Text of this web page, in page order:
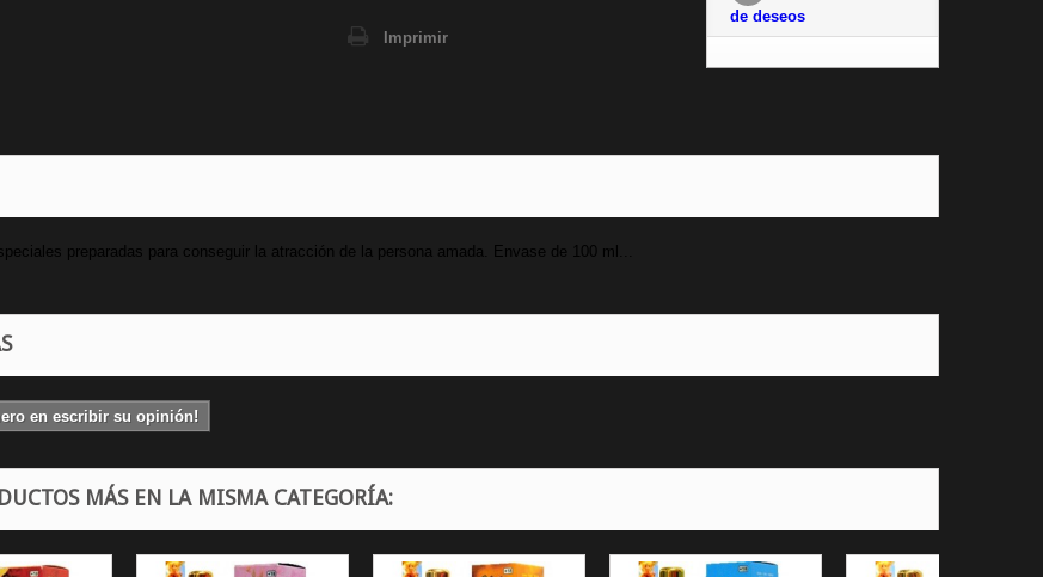
Imprimir
de deseos
preparadas para conseguir la atracción de la persona amada. Envase de 100 ml...
en escribir su opinión!
MÁS EN LA MISMA CATEGORÍA: